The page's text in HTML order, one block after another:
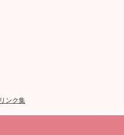
リンク集